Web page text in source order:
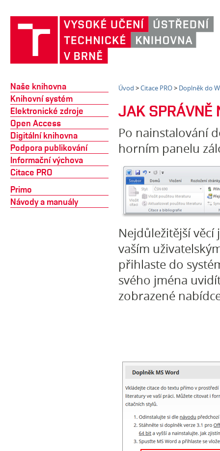
Naše knihovna
Knihovní systém
Elektronické zdroje
Open Access
Digitální knihovna
Podpora publikování
Informační výchova
Citace PRO
Primo
Návody a manuály
Úvod >Citace PRO> Doplněk do
JAK SPRÁVNĚ
Po nainstalování
horním panelu
Nejdůležitější
vaším
přihlaste do
svého jména
zobrazené